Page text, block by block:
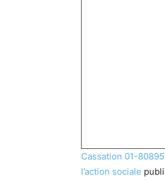
Cassation 01-
l’action sociale